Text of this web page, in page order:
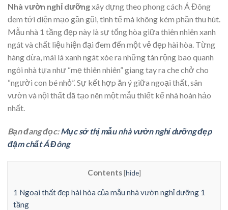
Nhà vườn nghỉ dưỡngxây dựng theo phong cách Á Đông
đem tới diện mạo gần gũi, tinh tế mà không kém phần thu hút.
Mẫu nhà 1 tầng đẹp này là sự tổng hòa giữa thiên nhiên xanh
ngát và chất liệu hiện đại đem đến một vẻ đẹp hài hòa. Từng
hàng dừa, mái lá xanh ngát xòe ra những tán rộng bao quanh
ngôi nhà tựa như “mẹ thiên nhiên” giang tay ra che chở cho
“người con bé nhỏ”. Sự kết hợp ăn ý giữa ngoại thất, sân
vườn và nội thất đã tạo nên một mẫu thiết kế nhà hoàn hảo
nhất.
Bạn đang đọc:Mục sở thị mẫu nhà vườn nghỉ dưỡng đẹp
đậm chất Á Đông
Contents [hide]
1 Ngoại thất đẹp hài hòa của mẫu nhà vườn nghỉ dưỡng 1
tầng